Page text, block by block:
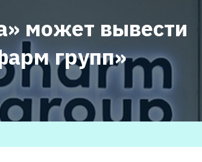
может вывести
групп»